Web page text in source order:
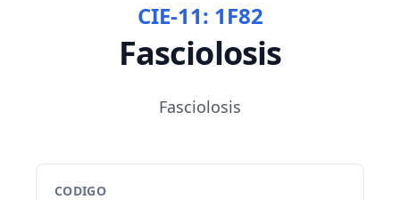
CIE-11: 1F82
Fasciolosis
Fasciolosis
CODIGO